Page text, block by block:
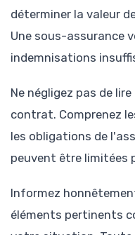
déterminer la valeur
Une sous-assurance
indemnisations
Ne négligez pas de
contrat. Comprenez
les obligations de
peuvent être limitées
Informez
éléments pertinents